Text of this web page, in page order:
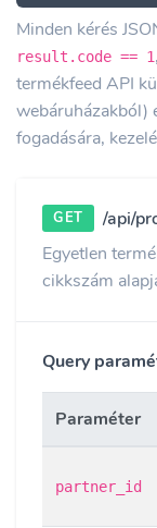
Minden kérés
result.code == 1
termékfeed API
webáruházakból)
fogadására,
GET
/api/
Egyetlen
cikkszám
Query
Paraméter
partner_id